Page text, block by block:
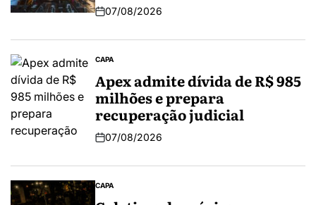
07/08/2026
CAPA
Apex admite dívida de R$ 985
milhões e prepara
recuperação judicial
07/08/2026
CAPA